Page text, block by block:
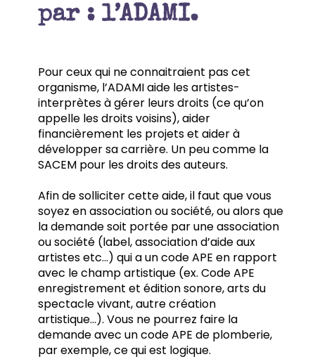
par : l’ADAMI.
Pour ceux qui ne connaitraient pas cet
organisme, l’ADAMI aide les artistes-
interprètes à gérer leurs droits (ce qu’on
appelle les droits voisins), aider
financièrement les projets et aider à
développer sa carrière. Un peu comme la
SACEM pour les droits des auteurs.
Afin de solliciter cette aide, il faut que vous
soyez en association ou société, ou alors que
la demande soit portée par une association
ou société (label, association d’aide aux
artistes etc…) qui a un code APE en rapport
avec le champ artistique (ex. Code APE
enregistrement et édition sonore, arts du
spectacle vivant, autre création
artistique…). Vous ne pourrez faire la
demande avec un code APE de plomberie,
par exemple, ce qui est logique.